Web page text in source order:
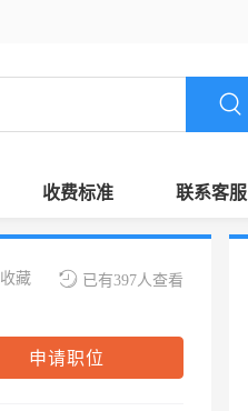
收费标准 联系客服
已有397人查看
收藏
申请职位